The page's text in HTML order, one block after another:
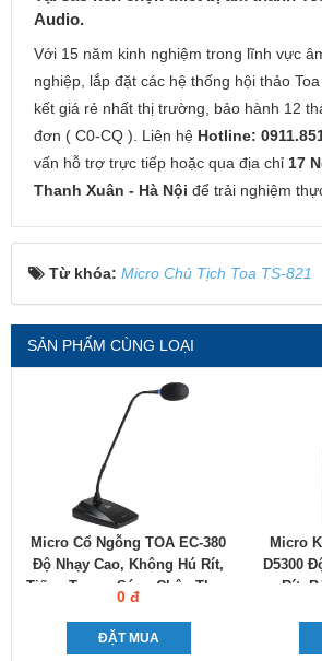
Audio.
Với 15 năm kinh nghiệm trong lĩnh vực
nghiệp, lắp đặt các hệ thống hội thảo
kết giá rẻ nhất thị trường, bảo hành 12
đơn ( C0-CQ ). Liên hệ Hotline:
vấn hỗ trợ trực tiếp hoặc qua địa chỉ 17
Thanh Xuân - Hà Nội để trải nghiệm
Từ khóa: Micro Chủ Tịch Toa TS-821
SẢN PHẨM CÙNG LOẠI
Micro Cổ Ngỗng TOA EC-380
Độ Nhạy Cao, Không Hú Rít,
Tiếng Trong, Sáng Chân Thực
0 đ
ĐẶT MUA
Micro
D5300
Rít,